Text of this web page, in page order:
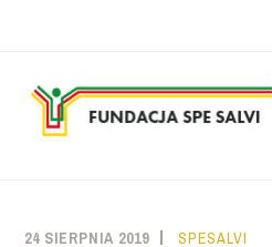
treści
24 SIERPNIA 2019 SPESALVI